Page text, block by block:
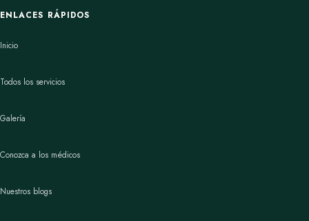
ENLACES RÁPIDOS
Inicio
Todos los servicios
Galería
Conozca a los médicos
Nuestros blogs